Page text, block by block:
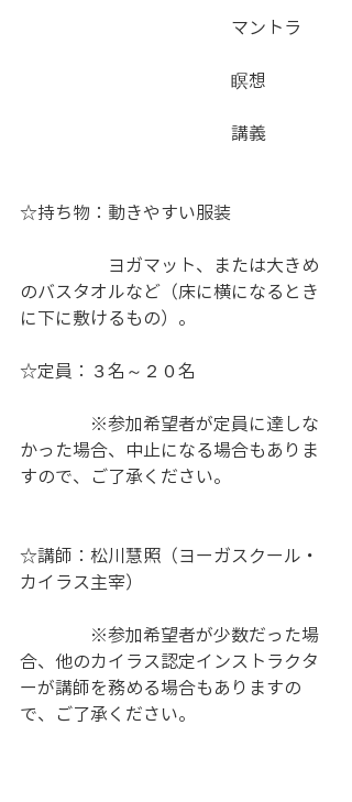
マントラ
瞑想
講義
☆持ち物：動きやすい服装
ヨガマット、または大きめ
のバスタオルなど（床に横になるとき
に下に敷けるもの）。
☆定員：３名～２０名
※参加希望者が定員に達しな
かった場合、中止になる場合もありま
すので、ご了承ください。
☆講師：松川慧照（ヨーガスクール・
カイラス主宰）
※参加希望者が少数だった場
合、他のカイラス認定インストラクタ
ーが講師を務める場合もありますの
で、ご了承ください。